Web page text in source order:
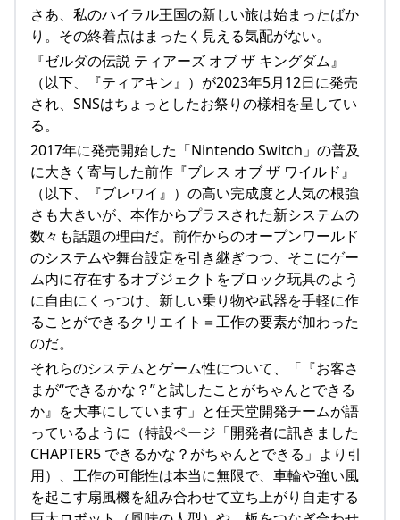
さあ、私のハイラル王国の新しい旅は始まったばか
り。その終着点はまったく見える気配がない。
『ゼルダの伝説 ティアーズ オブ ザ キングダム』
（以下、『ティアキン』）が2023年5月12日に発売
され、SNSはちょっとしたお祭りの様相を呈してい
る。
2017年に発売開始した「Nintendo Switch」の普及
に大きく寄与した前作『ブレス オブ ザ ワイルド』
（以下、『ブレワイ』）の高い完成度と人気の根強
さも大きいが、本作からプラスされた新システムの
数々も話題の理由だ。前作からのオープンワールド
のシステムや舞台設定を引き継ぎつつ、そこにゲー
ム内に存在するオブジェクトをブロック玩具のよう
に自由にくっつけ、新しい乗り物や武器を手軽に作
ることができるクリエイト＝工作の要素が加わった
のだ。
それらのシステムとゲーム性について、「『お客さ
まが“できるかな？”と試したことがちゃんとできる
か』を大事にしています」と任天堂開発チームが語
っているように（特設ページ「開発者に訊きました
CHAPTER5 できるかな？がちゃんとできる」より引
用）、工作の可能性は本当に無限で、車輪や強い風
を起こす扇風機を組み合わせて立ち上がり自走する